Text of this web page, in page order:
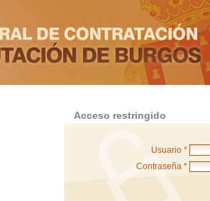
Acceso restringido
Usuario *
Contraseña *